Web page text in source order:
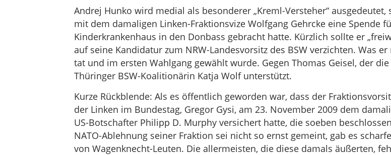
Andrej Hunko wird medial als besonderer „Kreml-Versteher“ ausgedeutet,
mit dem damaligen Linken-Fraktionsvize Wolfgang Gehrcke eine Spende
Kinderkrankenhaus in den Donbass gebracht hatte. Kürzlich sollte er
auf seine Kandidatur zum NRW-Landesvorsitz des BSW verzichten. Was er
tat und im ersten Wahlgang gewählt wurde. Gegen Thomas Geisel, der die
Thüringer BSW-Koalitionärin Katja Wolf unterstützt.
Kurze Rückblende: Als es öffentlich geworden war, dass der
der Linken im Bundestag, Gregor Gysi, am 23. November 2009 dem
US-Botschafter Philipp D. Murphy versichert hatte, die soeben
NATO-Ablehnung seiner Fraktion sei nicht so ernst gemeint, gab es
von Wagenknecht-Leuten. Die allermeisten, die diese damals äußerten,